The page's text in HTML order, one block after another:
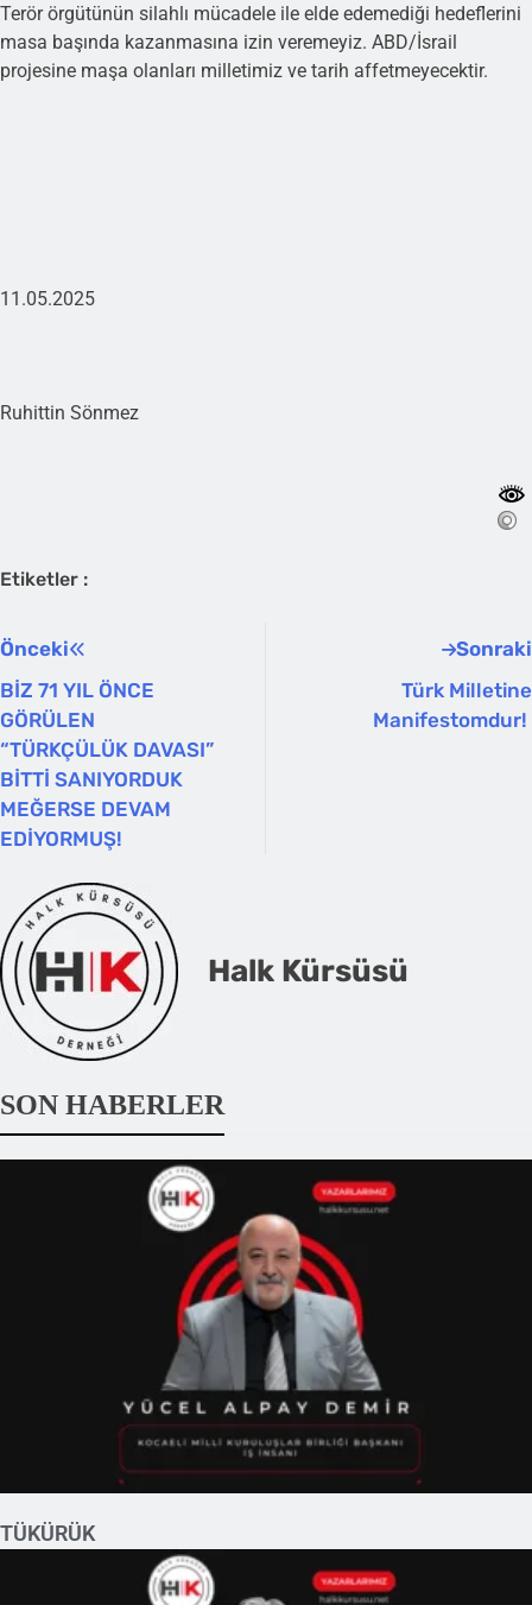
Terör örgütünün silahlı mücadele ile elde edemediği hedeflerini
masa başında kazanmasına izin veremeyiz. ABD/İsrail
projesine maşa olanları milletimiz ve tarih affetmeyecektir.
11.05.2025
Ruhittin Sönmez
Etiketler :
Önceki
BİZ 71 YIL ÖNCE
GÖRÜLEN
“TÜRKÇÜLÜK DAVASI”
BİTTİ SANIYORDUK
MEĞERSE DEVAM
EDİYORMUŞ!
Sonraki
Türk Milletine
Manifestomdur!
Halk Kürsüsü
SON HABERLER
TÜKÜRÜK